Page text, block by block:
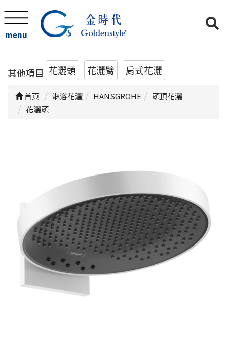
menu
其他項目 花灑頭 花灑臂 肩式花灑
首頁 淋浴花灑 HANSGROHE
頭頂花灑
花灑頭